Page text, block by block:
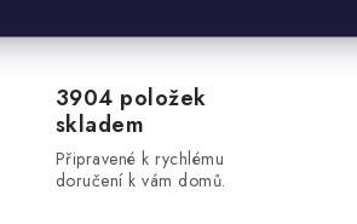
3904 položek
skladem
Připravené k rychlému
doručení k vám domů.